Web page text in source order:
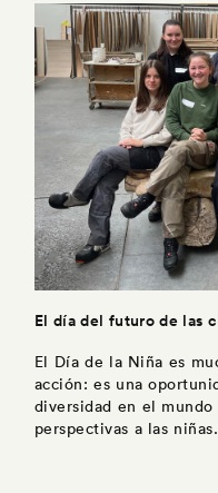
El día del futuro de las
El Día de la Niña es
acción: es una
diversidad en el
perspectivas a las niñas.